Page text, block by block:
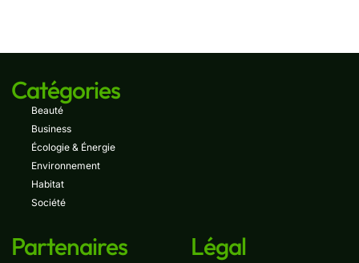
Catégories
Beauté
Business
Écologie & Énergie
Environnement
Habitat
Société
Partenaires Légal